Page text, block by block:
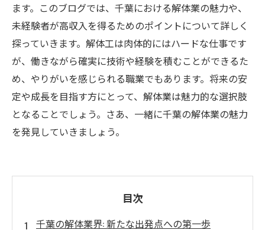
ます。このブログでは、千葉における解体業の魅力や、
未経験者が高収入を得るためのポイントについて詳しく
探っていきます。解体工は肉体的にはハードな仕事です
が、働きながら確実に技術や経験を積むことができるた
め、やりがいを感じられる職業でもあります。将来の安
定や成長を目指す方にとって、解体業は魅力的な選択肢
となることでしょう。さあ、一緒に千葉の解体業の魅力
を発見していきましょう。
目次
千葉の解体業界: 新たな出発点への第一歩